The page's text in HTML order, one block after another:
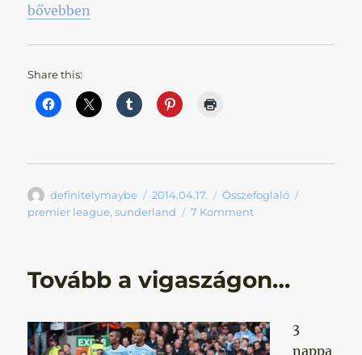
„Teljes letargia”
bővebben
Share this:
Szerző
definitelymaybe Közzétéve
2014.04.17. Kategória
Összefoglaló
premier league,sunderland 7 Komment
Tovább a vigaszágon…
3
nappa